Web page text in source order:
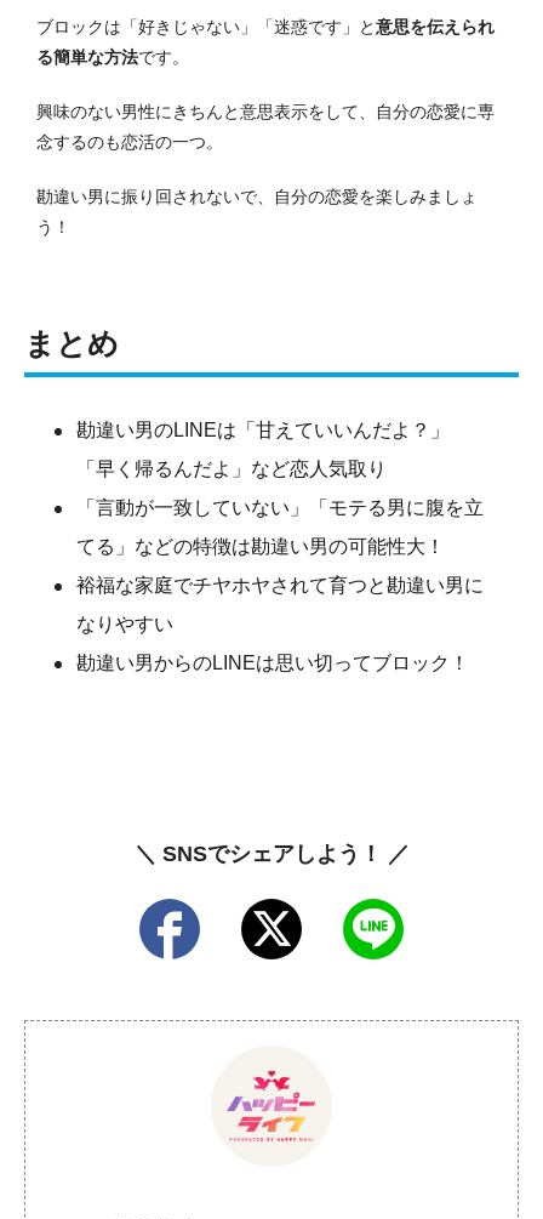
ブロックは「好きじゃない」「迷惑です」と意思を伝えられ
る簡単な方法です。
興味のない男性にきちんと意思表示をして、自分の恋愛に専
念するのも恋活の一つ。
勘違い男に振り回されないで、自分の恋愛を楽しみましょ
う！
まとめ
勘違い男のLINEは「甘えていいんだよ？」
「早く帰るんだよ」など恋人気取り
「言動が一致していない」「モテる男に腹を立
てる」などの特徴は勘違い男の可能性大！
裕福な家庭でチヤホヤされて育つと勘違い男に
なりやすい
勘違い男からのLINEは思い切ってブロック！
＼ SNSでシェアしよう！ ／